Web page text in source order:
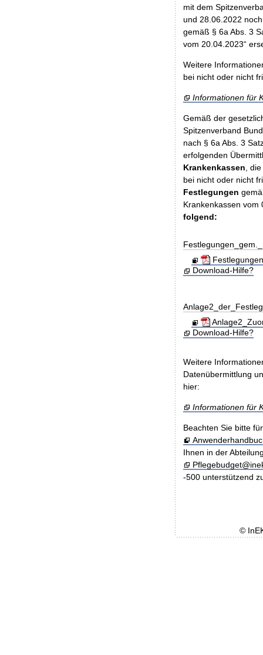
mit dem
und 28.06.2022
gemäß § 6a Abs. 3
vom 20.04.2023“
Weitere
bei nicht oder nicht
Informationen für
Gemäß der
Spitzenverband
nach § 6a Abs. 3
erfolgenden
Krankenkassen ,
bei nicht oder nicht
Festlegungen
Krankenkassen
folgend:
Download-Hilfe?
Download-Hilfe?
Weitere
Datenübermittlung
hier:
Informationen für
Beachten Sie bitte
Ihnen in der
-500 unterstützend
©